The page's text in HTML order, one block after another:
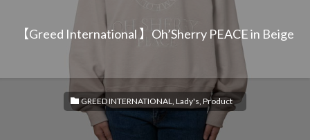
【Greed International 】Oh’Sherry PEACE in Beige
GREED INTERNATIONAL, Lady's, Product
検索